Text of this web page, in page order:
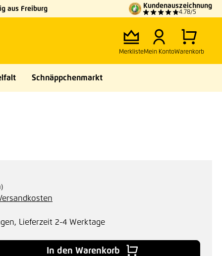
aus Freiburg Kundenauszeichnung
4.78/5
MerklisteMein KontoWarenkorb
Schnäppchenmarkt
Lieferzeit 2-4 Werktage
Gib den gewünschten Wert ein oder
In den Warenkorb